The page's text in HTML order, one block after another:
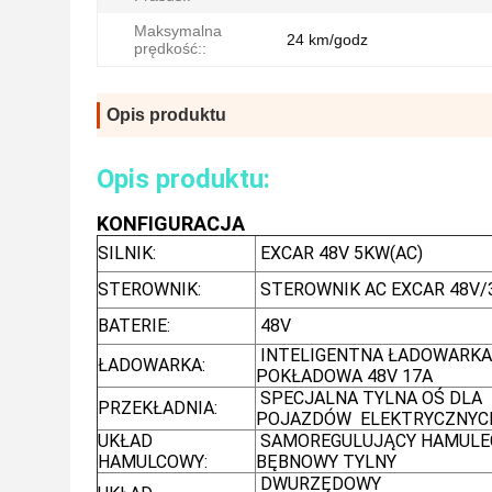
Maksymalna
prędkość::
24 km/godz
Opis produktu
Opis produktu:
KONFIGURACJA
SILNIK:
EXCAR 48V 5KW(AC)
STEROWNIK:
STEROWNIK AC EXCAR
BATERIE:
48V
ŁADOWARKA:
INTELIGENTNA ŁADOWARKA
POKŁADOWA 48V 17A
PRZEKŁADNIA:
SPECJALNA TYLNA OŚ DLA
POJAZDÓW
UKŁAD
HAMULCOWY:
SAMOREGULUJĄCY
BĘBNOWY TYLNY
DWURZĘDOWY